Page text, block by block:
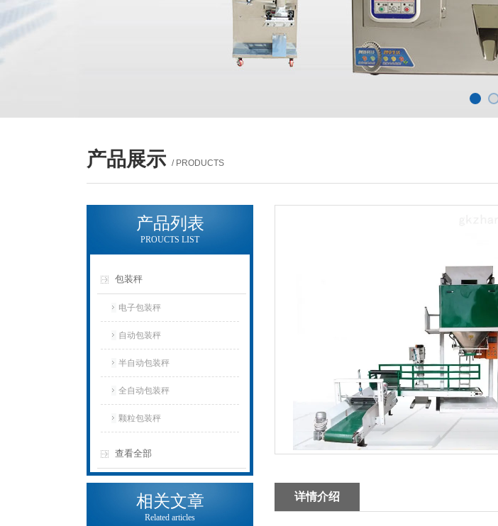
产品展示 / PRODUCTS
产品列表
PROUCTS LIST
包装秤
电子包装秤
自动包装秤
半自动包装秤
全自动包装秤
颗粒包装秤
查看全部
相关文章
Related articles
详情介绍